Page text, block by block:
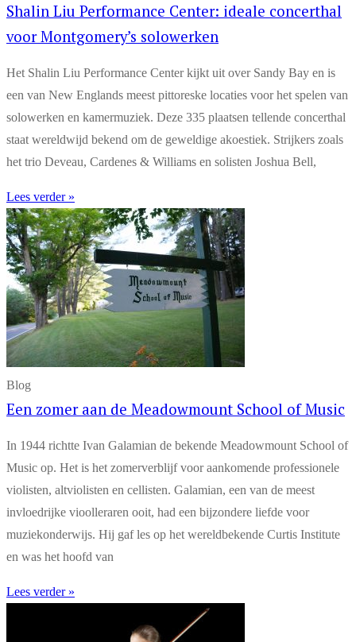
Shalin Liu Performance Center: ideale concerthal
voor Montgomery’s solowerken
Het Shalin Liu Performance Center kijkt uit over Sandy Bay en is
een van New Englands meest pittoreske locaties voor het spelen van
solowerken en kamermuziek. Deze 335 plaatsen tellende concerthal
staat wereldwijd bekend om de geweldige akoestiek. Strijkers zoals
het trio Deveau, Cardenes & Williams en solisten Joshua Bell,
Lees verder »
Blog
Een zomer aan de Meadowmount School of Music
In 1944 richtte Ivan Galamian de bekende Meadowmount School of
Music op. Het is het zomerverblijf voor aankomende professionele
violisten, altviolisten en cellisten. Galamian, een van de meest
invloedrijke vioolleraren ooit, had een bijzondere liefde voor
muziekonderwijs. Hij gaf les op het wereldbekende Curtis Institute
en was het hoofd van
Lees verder »